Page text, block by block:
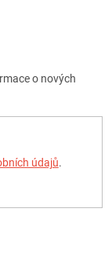
o nových
údajů.